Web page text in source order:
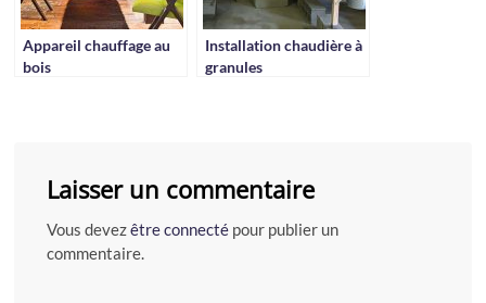
Appareil chauffage au
bois
Installation chaudière à
granules
Laisser un commentaire
Vous devezêtre connecté pour publier un
commentaire.